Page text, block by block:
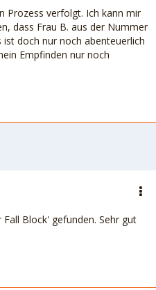
Prozess verfolgt. Ich kann mir
dass Frau B. aus der Nummer
doch nur noch abenteuerlich
Empfinden nur noch
Block' gefunden. Sehr gut